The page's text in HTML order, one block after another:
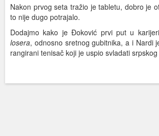
Nakon prvog seta tražio je tabletu, dobro je
to nije dugo potrajalo.
Dodajmo kako je Đoković prvi put u
losera, odnosno sretnog gubitnika, a i Nardi
rangirani tenisač koji je uspio svladati